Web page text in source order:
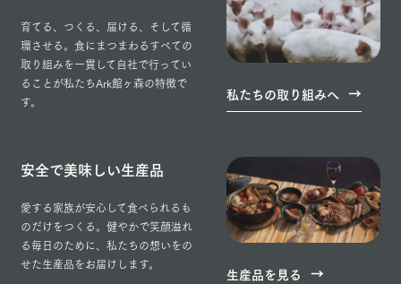
私たちの取り組みへ
育てる、つくる、届ける、そして循
環させる。食にまつまわるすべての
取り組みを一貫して自社で行ってい
ることが私たちArk館ヶ森の特徴で
す。
生産品を見る
安全で美味しい生産品
愛する家族が安心して食べられるも
のだけをつくる。健やかで笑顔溢れ
る毎日のために、私たちの想いをの
せた生産品をお届けします。